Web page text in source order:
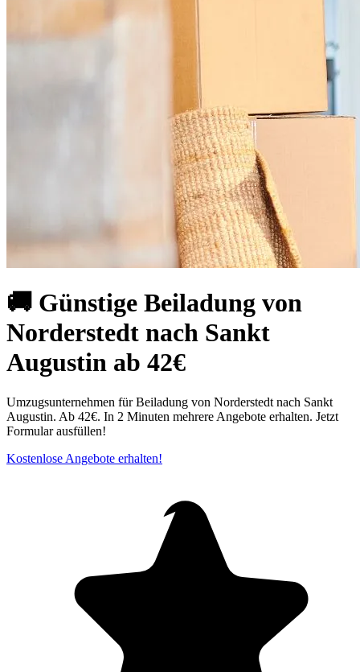
🚚 Günstige Beiladung von
Norderstedt nach Sankt
Augustin ab 42€
Umzugsunternehmen für Beiladung von Norderstedt nach Sankt
Augustin. Ab 42€. In 2 Minuten mehrere Angebote erhalten. Jetzt
Formular ausfüllen!
Kostenlose Angebote erhalten!